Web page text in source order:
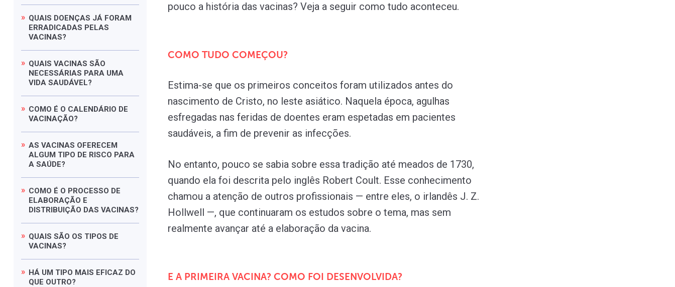
QUAIS DOENÇAS JÁ FORAM
ERRADICADAS PELAS
VACINAS?
QUAIS VACINAS SÃO
NECESSÁRIAS PARA UMA
VIDA SAUDÁVEL?
COMO É O CALENDÁRIO DE
VACINAÇÃO?
AS VACINAS OFERECEM
ALGUM TIPO DE RISCO PARA
A SAÚDE?
COMO É O PROCESSO DE
ELABORAÇÃO E
DISTRIBUIÇÃO DAS VACINAS?
QUAIS SÃO OS TIPOS DE
VACINAS?
HÁ UM TIPO MAIS EFICAZ DO
QUE OUTRO?
pouco a história das vacinas? Veja a seguir como tudo aconteceu.
COMO TUDO COMEÇOU?
Estima-se que os primeiros conceitos foram utilizados antes do
nascimento de Cristo, no leste asiático. Naquela época, agulhas
esfregadas nas feridas de doentes eram espetadas em pacientes
saudáveis, a fim de prevenir as infecções.
No entanto, pouco se sabia sobre essa tradição até meados de 1730,
quando ela foi descrita pelo inglês Robert Coult. Esse conhecimento
chamou a atenção de outros profissionais — entre eles, o irlandês J. Z.
Hollwell —, que continuaram os estudos sobre o tema, mas sem
realmente avançar até a elaboração da vacina.
E A PRIMEIRA VACINA? COMO FOI DESENVOLVIDA?